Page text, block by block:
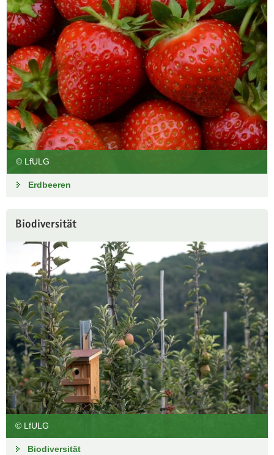
© LfULG
Erdbeeren
Biodiversität
© LfULG
Biodiversität